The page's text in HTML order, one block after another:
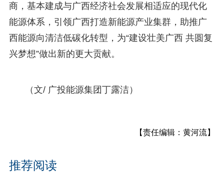
商，基本建成与广西经济社会发展相适应的现代化
能源体系，引领广西打造新能源产业集群，助推广
西能源向清洁低碳化转型，为“建设壮美广西 共圆复
兴梦想”做出新的更大贡献。
（文/ 广投能源集团丁露洁）
【责任编辑：黄河流】
推荐阅读